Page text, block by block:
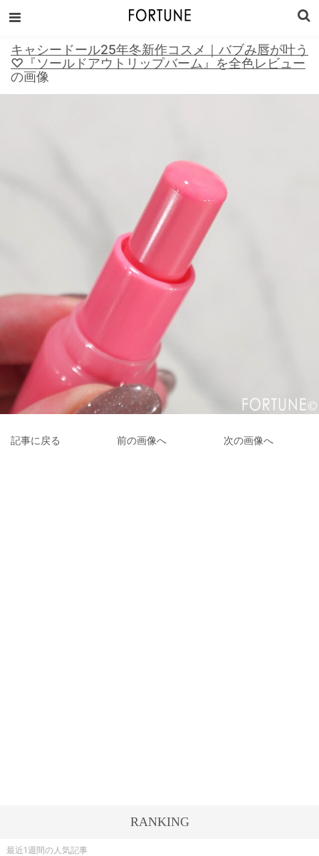
キャシードール25年冬新作コスメ｜バブみ唇が叶う
♡『ソールドアウトリップバーム』を全色レビュー
の画像
記事に戻る 前の画像へ 次の画像へ
RANKING
最近1週間の人気記事